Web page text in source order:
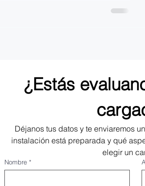
limpias.
¿Estás
Déjanos tus datos y te enviaremos
instalación está preparada y qué
elegir un
Nombre *